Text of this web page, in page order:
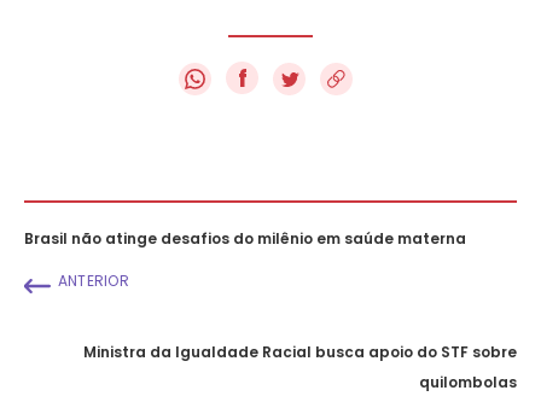
f
Brasil não atinge desafios do milênio em saúde materna
ANTERIOR
Ministra da Igualdade Racial busca apoio do STF sobre
quilombolas